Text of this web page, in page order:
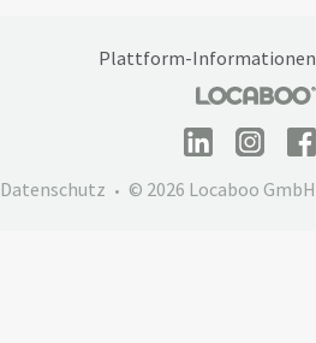
Plattform-Informationen
Datenschutz © 2026 Locaboo GmbH